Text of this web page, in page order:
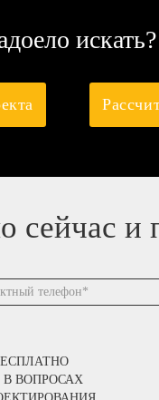
искать?
сейчас и
В ВОПРОСАХ